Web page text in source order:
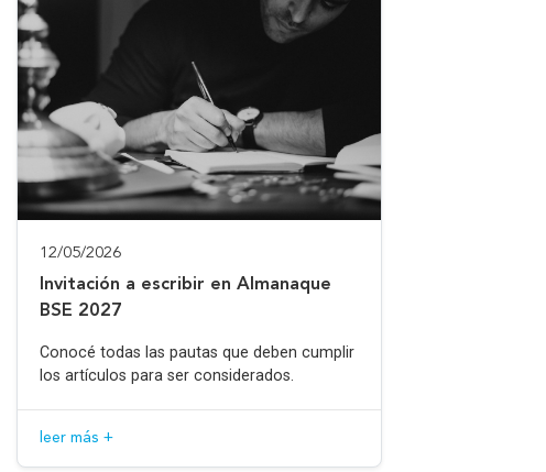
12/05/2026
Invitación a escribir en Almanaque
BSE 2027
Conocé todas las pautas que deben cumplir
los artículos para ser considerados.
leer más +